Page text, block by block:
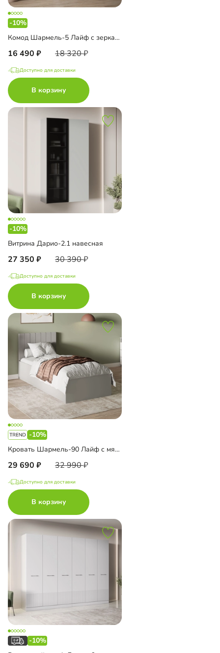
-10%
Комод Шармель-5 Лайф с зеркалом
16 490 18 320
Доступно для доставки
В корзину
-10%
Витрина Дарио-2.1 навесная
27 350 30 390
Доступно для доставки
В корзину
-10%
Кровать Шармель-90 Лайф с мягким изголовьем
29 690 32 990
Доступно для доставки
В корзину
-10%